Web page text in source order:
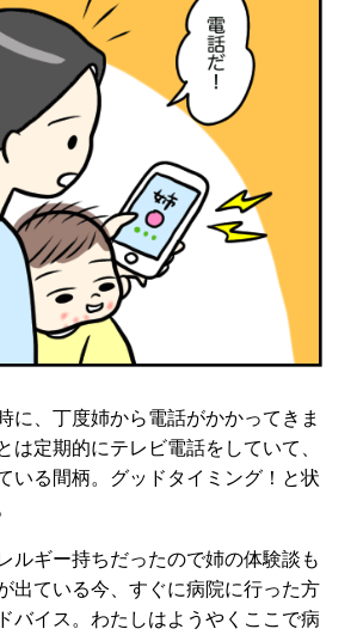
に、丁度姉から電話がかかってきま
は定期的にテレビ電話をしていて、
いる間柄。グッドタイミング！と状
ルギー持ちだったので姉の体験談も
出ている今、すぐに病院に行った方
バイス。わたしはようやくここで病